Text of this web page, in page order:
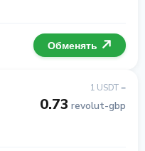
Обменять
1 USDT =
0.73 revolut-gbp